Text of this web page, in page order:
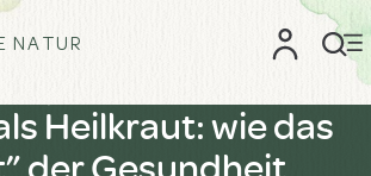
NATUR
Heilkraut: wie das